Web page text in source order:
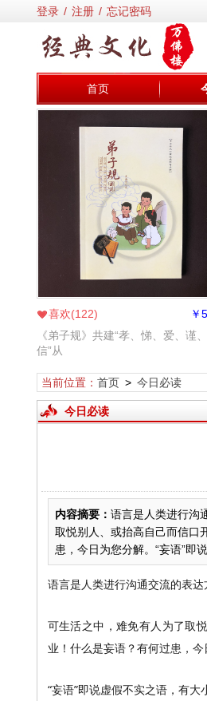
登录 / 注册 / 忘记密码
首页
￥
喜欢(122)
《弟子规》共建“孝、悌、爱、谨、
信”从
当前位置： 首页> 今日必读
今日必读
内容摘要： 语言是人类进行沟
取悦别人、或抬高自己而信口
患，今日为您分解。“妄语”即说
语言是人类进行沟通交流的表
可生活之中，难免有人为了取
业！什么是妄语？有何过患，今
“妄语”即说虚假不实之语，有大